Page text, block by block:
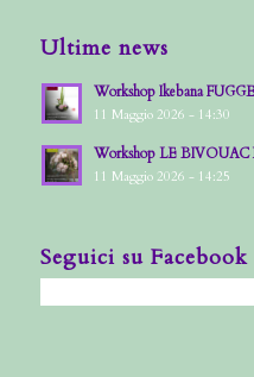
Ultime news
Workshop Ikebana
11 Maggio 2026 - 14:30
Workshop LE
11 Maggio 2026 - 14:25
Seguici su Facebook